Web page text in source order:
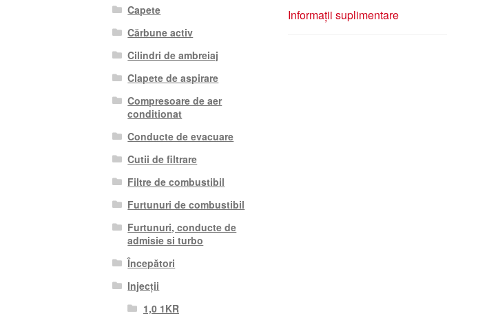
Informații suplimentare
Capete
Cărbune activ
Cilindri de ambreiaj
Clapete de aspirare
Compresoare de aer
conditionat
Conducte de evacuare
Cutii de filtrare
Filtre de combustibil
Furtunuri de combustibil
Furtunuri, conducte de
admisie si turbo
Începători
Injecții
1,0 1KR